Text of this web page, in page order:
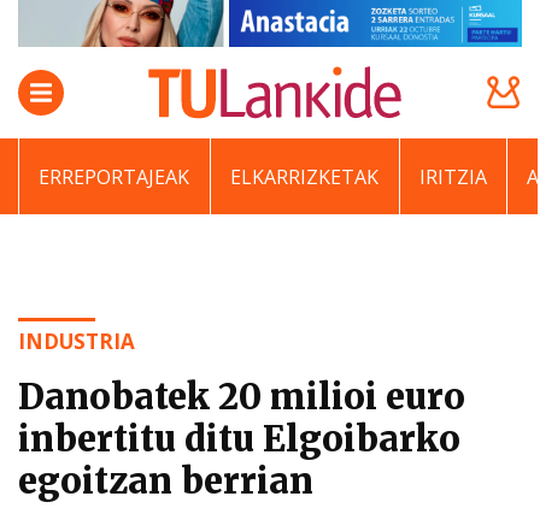
ERREPORTAJEAK ELKARRIZKETAK IRITZIA
INDUSTRIA
Danobatek 20 milioi euro
inbertitu ditu Elgoibarko
egoitzan berrian